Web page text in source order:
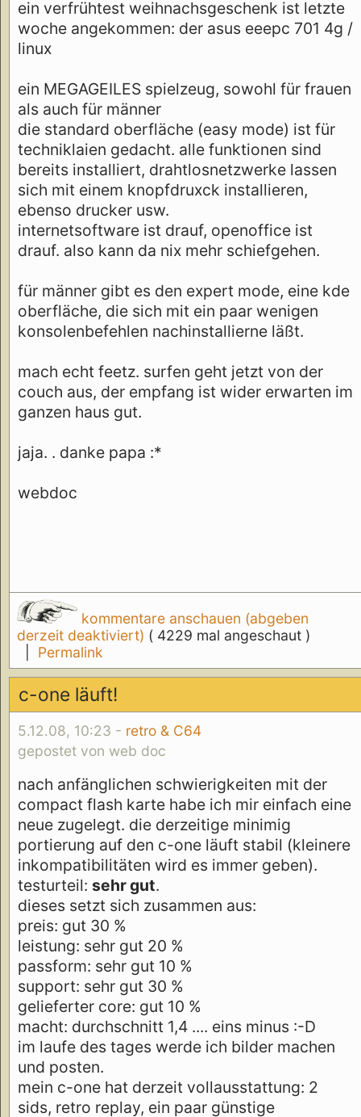
ein verfrühtest weihnachsgeschenk ist letzte
woche angekommen: der asus eeepc 701 4g /
linux
ein MEGAGEILES spielzeug, sowohl für frauen
als auch für männer
die standard oberfläche (easy mode) ist für
techniklaien gedacht. alle funktionen sind
bereits installiert, drahtlosnetzwerke lassen
sich mit einem knopfdruxck installieren,
ebenso drucker usw.
internetsoftware ist drauf, openoffice ist
drauf. also kann da nix mehr schiefgehen.
für männer gibt es den expert mode, eine kde
oberfläche, die sich mit ein paar wenigen
konsolenbefehlen nachinstallierne läßt.
mach echt feetz. surfen geht jetzt von der
couch aus, der empfang ist wider erwarten im
ganzen haus gut.
jaja. . danke papa :*
webdoc
kommentare anschauen (abgeben
derzeit deaktiviert) ( 4229 mal angeschaut )
Permalink
c-one läuft!
5.12.08, 10:23 - retro & C64
gepostet von web doc
nach anfänglichen schwierigkeiten mit der
compact flash karte habe ich mir einfach eine
neue zugelegt. die derzeitige minimig
portierung auf den c-one läuft stabil (kleinere
inkompatibilitäten wird es immer geben).
testurteil: sehr gut.
dieses setzt sich zusammen aus:
preis: gut 30 %
leistung: sehr gut 20 %
passform: sehr gut 10 %
support: sehr gut 30 %
gelieferter core: gut 10 %
macht: durchschnitt 1,4 .... eins minus :-D
im laufe des tages werde ich bilder machen
und posten.
mein c-one hat derzeit vollausstattung: 2
sids, retro replay, ein paar günstige